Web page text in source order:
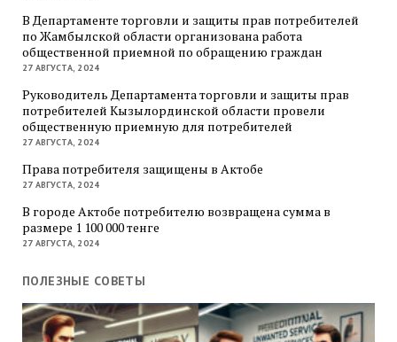
В Департаменте торговли и защиты прав потребителей
по Жамбылской области организована работа
общественной приемной по обращению граждан
27 АВГУСТА, 2024
Руководитель Департамента торговли и защиты прав
потребителей Кызылординской области провели
общественную приемную для потребителей
27 АВГУСТА, 2024
Права потребителя защищены в Актобе
27 АВГУСТА, 2024
В городе Актобе потребителю возвращена сумма в
размере 1 100 000 тенге
27 АВГУСТА, 2024
ПОЛЕЗНЫЕ СОВЕТЫ